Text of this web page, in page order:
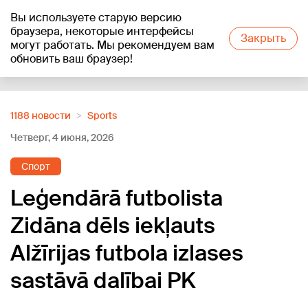
Вы используете старую версию
браузера, некоторые интерфейсы
могут работать. Мы рекомендуем вам
обновить ваш браузер!
Закрыть
+24°C
1188 новости
Sports
Четверг, 4 июня, 2026
Спорт
Leģendārā futbolista
Zidāna dēls iekļauts
Alžīrijas futbola izlases
sastāvā dalībai PK